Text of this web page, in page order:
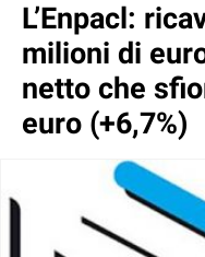
L’Enpacl:
milioni di
netto che
euro (+6,7%)